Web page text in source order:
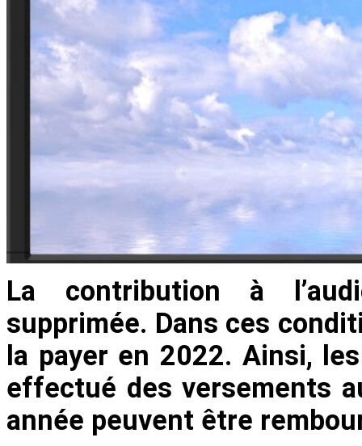
La contribution à
supprimée. Dans ces
la payer en 2022. Ainsi,
effectué des versements
année peuvent être